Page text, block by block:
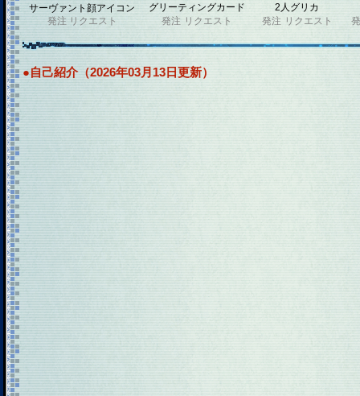
サーヴァント顔アイコン
発注 リクエスト
グリーティングカード
発注 リクエスト
2人グリカ
発注 リクエスト
●自己紹介（2026年03月13日更新）